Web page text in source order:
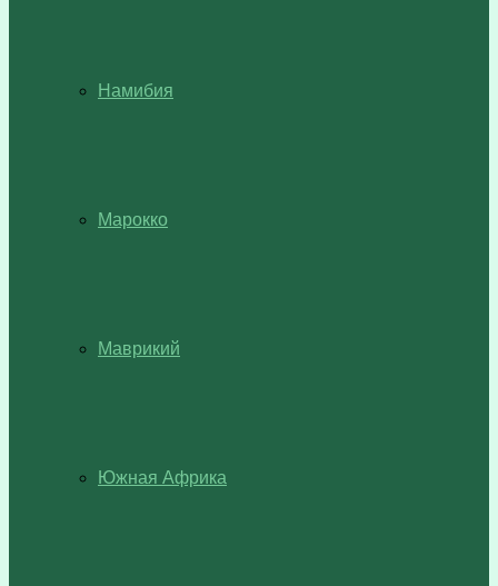
Намибия
Марокко
Маврикий
Южная Африка